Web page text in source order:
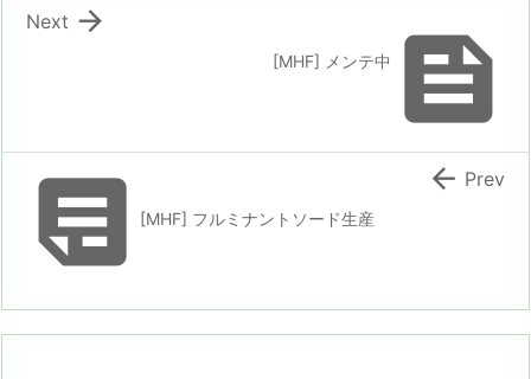

[MHF] メンテ中

Next
[MHF] フルミナントソード生産
 Prev